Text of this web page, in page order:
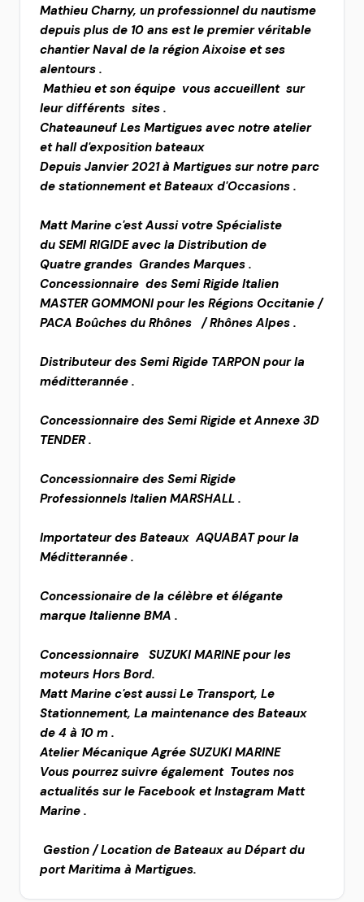
Mathieu Charny, un professionnel du nautisme
depuis plus de 10 ans est le premier véritable
chantier Naval de la région Aixoise et ses
alentours .
Mathieu et son équipe vous accueillent sur
leur différents sites .
Chateauneuf Les Martigues avec notre atelier
et hall d'exposition bateaux
Depuis Janvier 2021 à Martigues sur notre parc
de stationnement et Bateaux d'Occasions .
Matt Marine c'est Aussi votre Spécialiste
du SEMI RIGIDE avec la Distribution de
Quatre grandes Grandes Marques .
Concessionnaire des Semi Rigide Italien
MASTER GOMMONI pour les Régions Occitanie /
PACA Boûches du Rhônes / Rhônes Alpes .
Distributeur des Semi Rigide TARPON pour la
méditterannée .
Concessionnaire des Semi Rigide et Annexe 3D
TENDER .
Concessionnaire des Semi Rigide
Professionnels Italien MARSHALL .
Importateur des Bateaux AQUABAT pour la
Méditterannée .
Concessionaire de la célèbre et élégante
marque Italienne BMA .
Concessionnaire SUZUKI MARINE pour les
moteurs Hors Bord.
Matt Marine c'est aussi Le Transport, Le
Stationnement, La maintenance des Bateaux
de 4 à 10 m .
Atelier Mécanique Agrée SUZUKI MARINE
Vous pourrez suivre également Toutes nos
actualités sur le Facebook et Instagram Matt
Marine .
Gestion / Location de Bateaux au Départ du
port Maritima à Martigues.